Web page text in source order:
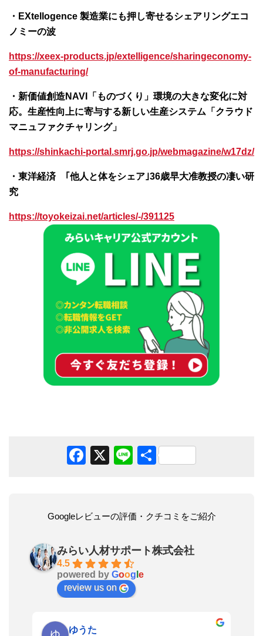
・EXtellogence 製造業にも押し寄せるシェアリングエコ
ノミーの波
https://xeex-products.jp/extelligence/sharingeconomy-
of-manufacturing/
・新価値創造NAVI「ものづくり」環境の大きな変化に対
応。生産性向上に寄与する新しい生産システム「クラウド
マニュファクチャリング」
https://shinkachi-portal.smrj.go.jp/webmagazine/w17dz/
・東洋経済 ｢他人と体をシェア｣36歳早大准教授の凄い研
究
https://toyokeizai.net/articles/-/391125
Facebook
X Line共
Googleレビューの評価・クチコミをご紹介
みらい人材サポート株式会社
4.5
powered by Goog e
review us on
ゆうた